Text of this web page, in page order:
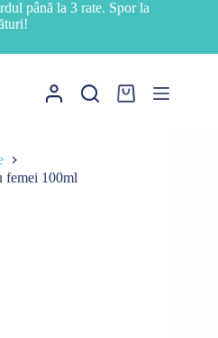
până la 3 rate. Spor la
Coș
femei 100ml